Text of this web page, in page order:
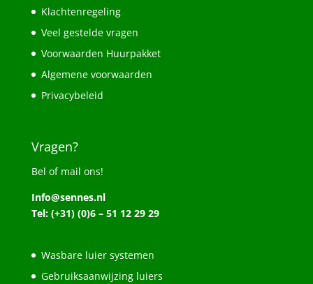
Klachtenregeling
Veel gestelde vragen
Voorwaarden Huurpakket
Algemene voorwaarden
Privacybeleid
Vragen?
Bel of mail ons!
Info@sennes.nl
Tel: (+31) (0)6 – 51 12 29 29
Wasbare luier systemen
Gebruiksaanwijzing luiers